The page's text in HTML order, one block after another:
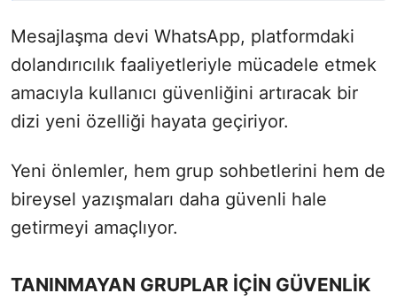
Mesajlaşma devi WhatsApp, platformdaki
dolandırıcılık faaliyetleriyle mücadele etmek
amacıyla kullanıcı güvenliğini artıracak bir
dizi yeni özelliği hayata geçiriyor.
Yeni önlemler, hem grup sohbetlerini hem de
bireysel yazışmaları daha güvenli hale
getirmeyi amaçlıyor.
TANINMAYAN GRUPLAR İÇİN GÜVENLİK